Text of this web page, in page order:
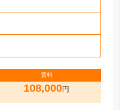
賃料
108,000円